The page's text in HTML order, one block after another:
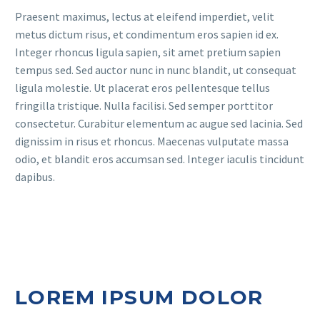
Praesent maximus, lectus at eleifend imperdiet, velit
metus dictum risus, et condimentum eros sapien id ex.
Integer rhoncus ligula sapien, sit amet pretium sapien
tempus sed. Sed auctor nunc in nunc blandit, ut consequat
ligula molestie. Ut placerat eros pellentesque tellus
fringilla tristique. Nulla facilisi. Sed semper porttitor
consectetur. Curabitur elementum ac augue sed lacinia. Sed
dignissim in risus et rhoncus. Maecenas vulputate massa
odio, et blandit eros accumsan sed. Integer iaculis tincidunt
dapibus.
LOREM IPSUM DOLOR